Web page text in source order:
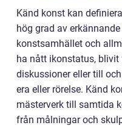
Känd konst kan
hög grad av
konstsamhället och
ha nått ikonstatus,
diskussioner eller till
era eller rörelse. Känd
mästerverk till samtida
från målningar och